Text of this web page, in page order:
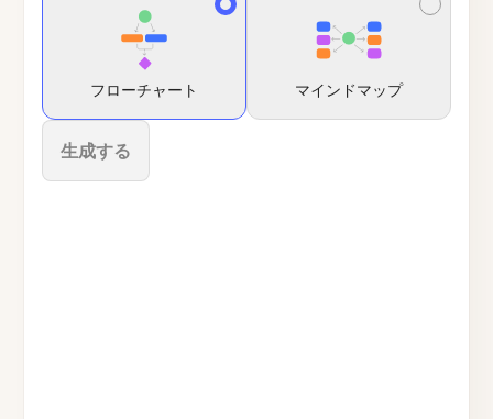
フローチャート マインドマップ
生成する